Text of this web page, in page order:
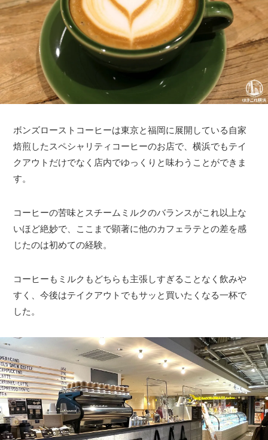
ボンズローストコーヒーは東京と福岡に展開している自家
焙煎したスペシャリティコーヒーのお店で、横浜でもテイ
クアウトだけでなく店内でゆっくりと味わうことができま
す。
コーヒーの苦味とスチームミルクのバランスがこれ以上な
いほど絶妙で、ここまで顕著に他のカフェラテとの差を感
じたのは初めての経験。
コーヒーもミルクもどちらも主張しすぎることなく飲みや
すく、今後はテイクアウトでもサッと買いたくなる一杯で
した。